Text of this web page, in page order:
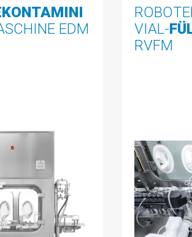
EDM
VIAL-
RVFM